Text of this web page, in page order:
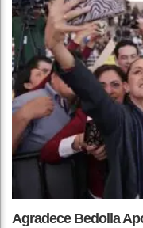
Agradece Bedolla